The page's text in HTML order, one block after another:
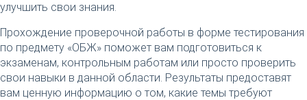
улучшить свои знания.
Прохождение проверочной работы в форме тестирования
по предмету «ОБЖ» поможет вам подготовиться к
экзаменам, контрольным работам или просто проверить
свои навыки в данной области. Результаты предоставят
вам ценную информацию о том, какие темы требуют